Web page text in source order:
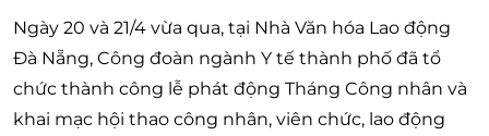
Ngày 20 và 21/4 vừa qua, tại Nhà Văn hóa Lao động
Đà Nẵng, Công đoàn ngành Y tế thành phố đã tổ
chức thành công lễ phát động Tháng Công nhân và
khai mạc hội thao công nhân, viên chức, lao động